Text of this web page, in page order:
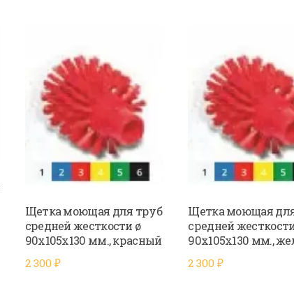
Щетка моющая для труб
средней жесткости ø
90х105х130 мм., красный
2 300 ₽
Щетка моющая
средней
90х105х130 мм.,
2 300₽